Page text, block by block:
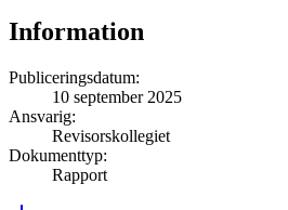
Information
Publiceringsdatum:
10 september 2025
Ansvarig:
Revisorskollegiet
Dokumenttyp:
Rapport